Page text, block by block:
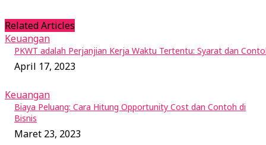
Related Articles
Keuangan
PKWT adalah Perjanjian Kerja Waktu Tertentu: Syarat dan
April 17, 2023
Keuangan
Biaya Peluang: Cara Hitung Opportunity Cost dan Contoh di
Bisnis
Maret 23, 2023